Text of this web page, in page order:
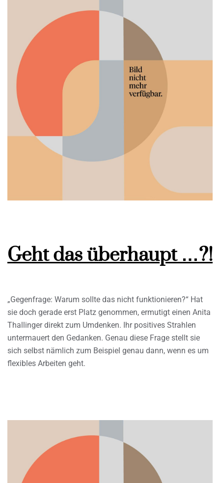
Geht das überhaupt …?!
„Gegenfrage: Warum sollte das nicht funktionieren?“ Hat
sie doch gerade erst Platz genommen, ermutigt einen Anita
Thallinger direkt zum Umdenken. Ihr positives Strahlen
untermauert den Gedanken. Genau diese Frage stellt sie
sich selbst nämlich zum Beispiel genau dann, wenn es um
flexibles Arbeiten geht.